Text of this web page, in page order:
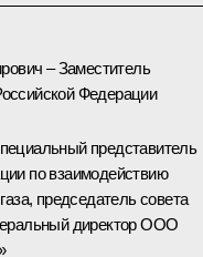
– Заместитель
Федерации
представитель
по взаимодействию
председатель совета
директор ООО